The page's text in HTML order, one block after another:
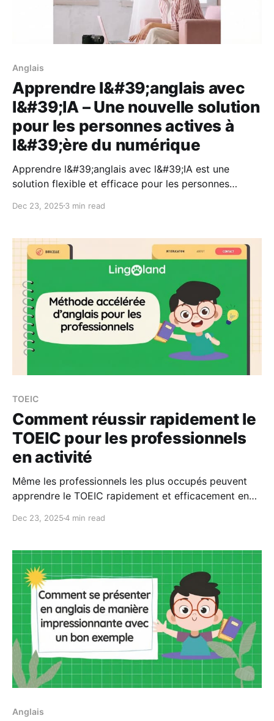
Anglais
Apprendre l&#39;anglais avec
l&#39;IA – Une nouvelle solution
pour les personnes actives à
l&#39;ère du numérique
Apprendre l&#39;anglais avec l&#39;IA est une
solution flexible et efficace pour les personnes
comment l&#39;IA personnalise votre parcours
communication naturelle et pourquoi Lingoland est
un choix populaire.
Dec 23, 2025 3 min read
TOEIC
Comment réussir rapidement le
TOEIC pour les professionnels
en activité
Même les professionnels les plus occupés peuvent
apprendre le TOEIC rapidement et efficacement en
pratiques d&#39;apprendre le TOEIC, un programme
ligne flexibles avec Lingoland.
Dec 23, 20254 min read
Anglais